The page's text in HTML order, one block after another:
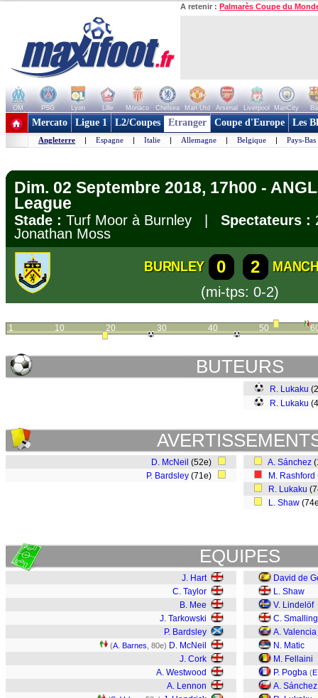
A retenir : Palmarès Coupe du
OM PSG Lyon Lille Monaco Chelsea Man Utd Arsenal Liverpool ManCity
+ de clubs
Mercato Ligue 1 L2/Coupes Etranger Coupe d'Europe Les
Angleterre | Espagne | Italie | Allemagne | Belgique | Pays-Bas
Dim. 02 Septembre 2018, 17h00 -
League
Stade : Turf Moor à Burnley | Spectateurs :
Jonathan Moss
BURNLEY 0 2
(mi-tps: 0-2)
1 10 20 30 40 50
BUTEURS
R. Lukaku
R. Lukaku
D. McNeil (52e)
P. Bardsley (71e)
A. Sánchez
M. Rashford
R. Lukaku
L. Shaw
EQUIPES
J. Hart
C. Taylor
B. Mee
J. Tarkowski
P. Bardsley
(A. Barnes , 80e) D. McNeil
J. Cork
A. Westwood
A. Lennon
David de
L. Shaw
V. Lindelöf
C. Smalling
A. Valencia
N. Matic
M. Fellaini
P. Pogba (
A. Sánchez